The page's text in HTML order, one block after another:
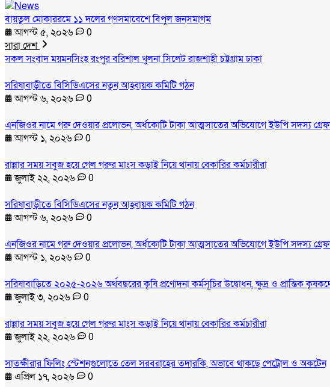
বায়তুল মোকাররমে ১১ দলের গণসমাবেশে বিপুল জনসমাগম
আগস্ট ৫, ২০২৬
0
সারা দেশ
সকল সংবাদময়মনসিংহরংপুরবরিশালখুলনাসিলেটরাজশাহীচট্টগ্রামঢাকা
সরিষাবাড়ীতে বিসিডিএসের নতুন আহ্বায়ক কমিটি গঠন
আগস্ট ৬, ২০২৬
0
এনজিওর নামে গরু দেওয়ার প্রলোভন, অর্ধকোটি টাকা আত্মসাতের অভিযোগে ইউপি সদস্য
আগস্ট ১, ২০২৬
0
রান্নার সময় সবুজ হয়ে গেল গরুর মাংস কড়াই নিয়ে থানায় বেকারির কর্মচারীরা
জুলাই ২২, ২০২৬
0
সরিষাবাড়ীতে বিসিডিএসের নতুন আহ্বায়ক কমিটি গঠন
আগস্ট ৬, ২০২৬
0
এনজিওর নামে গরু দেওয়ার প্রলোভন, অর্ধকোটি টাকা আত্মসাতের অভিযোগে ইউপি সদস্য
আগস্ট ১, ২০২৬
0
সরিষাবাড়িতে ২০২৫-২০২৬ অর্থবছরের কৃষি প্রণোদনা কর্মসূচির উদ্বোধন, ক্ষুদ্র ও প্রান্তিক
জুলাই ৩, ২০২৬
0
রান্নার সময় সবুজ হয়ে গেল গরুর মাংস কড়াই নিয়ে থানায় বেকারির কর্মচারীরা
জুলাই ২২, ২০২৬
0
সাতক্ষীরার ফিলিং স্টেশনগুলোতে তেল সরবরাহের তদারকি, অভাবে থাকছে পেট্রোল ও অকটেন
এপ্রিল ১৭, ২০২৬
0